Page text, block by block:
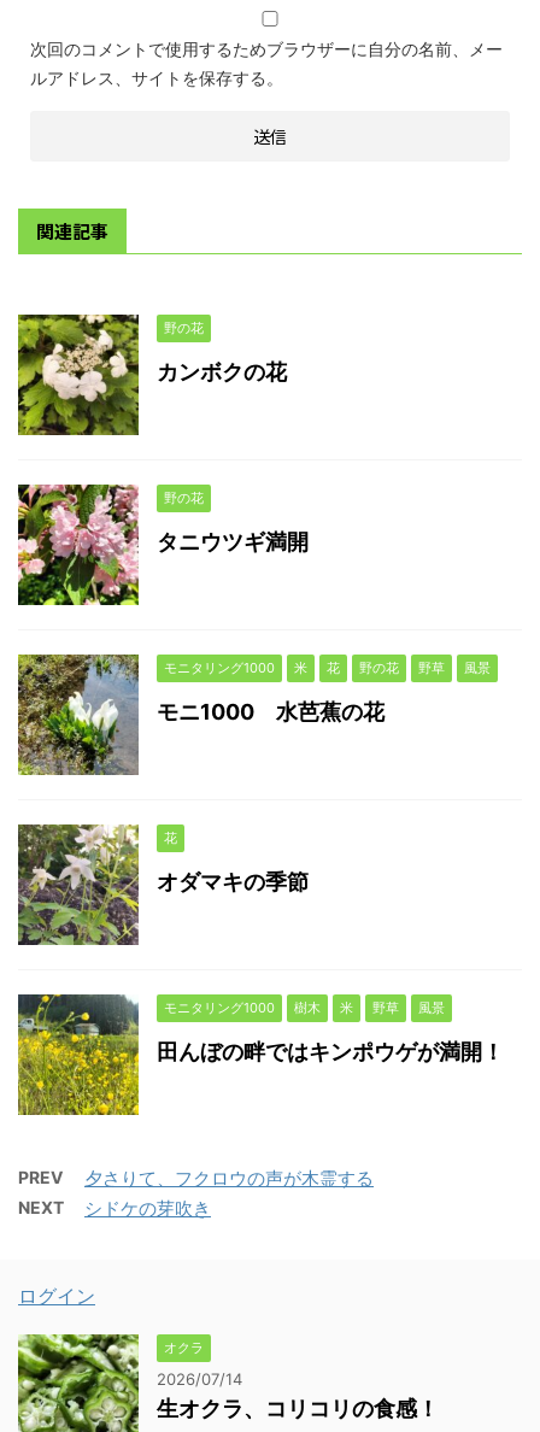
次回のコメントで使用するためブラウザーに自分の名前、メー
ルアドレス、サイトを保存する。
関連記事
野の花
カンボクの花
野の花
タニウツギ満開
モニタリング1000 米 花 野の花 野草 風景
モニ1000 水芭蕉の花
花
オダマキの季節
モニタリング1000 樹木 米 野草 風景
田んぼの畔ではキンポウゲが満開！
PREV 夕さりて、フクロウの声が木霊する
NEXT シドケの芽吹き
ログイン
オクラ
2026/07/14
生オクラ、コリコリの食感！